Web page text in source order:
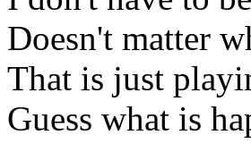
Doesn't matter
That is just
Guess what is